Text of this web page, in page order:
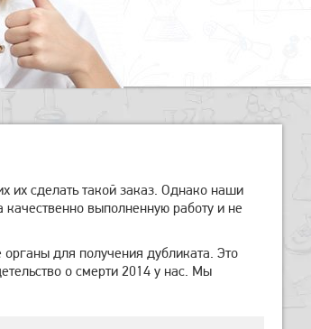
их сделать такой заказ. Однако наши
качественно выполненную работу и не
для получения дубликата. Это
о смерти 2014 у нас. Мы